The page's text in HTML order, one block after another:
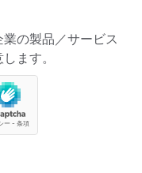
の製品／サービス
ます。